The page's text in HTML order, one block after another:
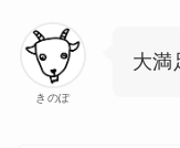
きのぽ
大満